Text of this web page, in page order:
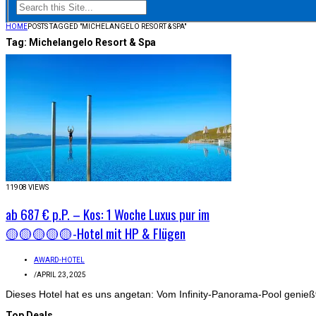
HOMEPOSTS TAGGED "MICHELANGELO RESORT & SPA"
Tag: Michelangelo Resort & Spa
11908 VIEWS
ab 687 € p.P. – Kos: 1 Woche Luxus pur im
🟡🟡🟡🟡🟡-Hotel mit HP & Flügen
AWARD-HOTEL
/APRIL 23, 2025
Dieses Hotel hat es uns angetan: Vom Infinity-Panorama-Pool